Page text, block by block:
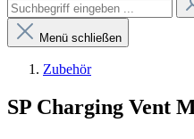
Menü schließen
Zubehör
SP Charging Vent